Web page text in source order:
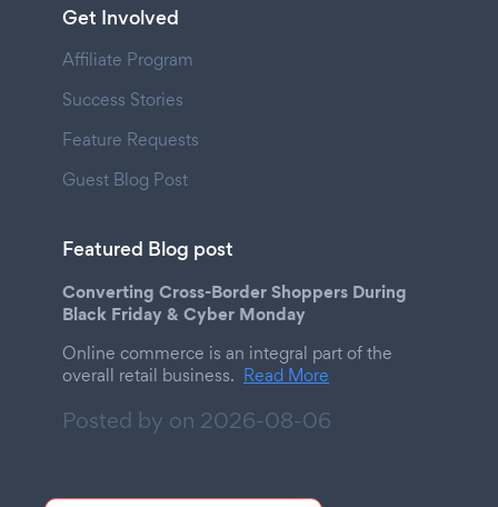
Get Involved
Affiliate Program
Success Stories
Feature Requests
Guest Blog Post
Featured Blog post
Converting Cross-Border Shoppers During
Black Friday & Cyber Monday
Online commerce is an integral part of the
overall retail business. Read More
Posted by on 2026-08-06